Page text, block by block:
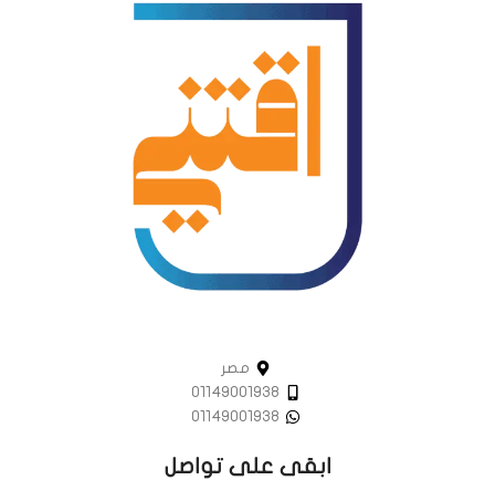
مصر
01149001938
01149001938
ابقى على تواصل